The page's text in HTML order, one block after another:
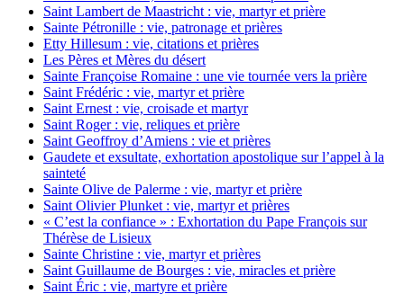
Saint Lambert de Maastricht : vie, martyr et prière
Sainte Pétronille : vie, patronage et prières
Etty Hillesum : vie, citations et prières
Les Pères et Mères du désert
Sainte Françoise Romaine : une vie tournée vers la prière
Saint Frédéric : vie, martyr et prière
Saint Ernest : vie, croisade et martyr
Saint Roger : vie, reliques et prière
Saint Geoffroy d’Amiens : vie et prières
Gaudete et exsultate, exhortation apostolique sur l’appel à la
sainteté
Sainte Olive de Palerme : vie, martyr et prière
Saint Olivier Plunket : vie, martyr et prières
« C’est la confiance » : Exhortation du Pape François sur
Thérèse de Lisieux
Sainte Christine : vie, martyr et prières
Saint Guillaume de Bourges : vie, miracles et prière
Saint Éric : vie, martyre et prière